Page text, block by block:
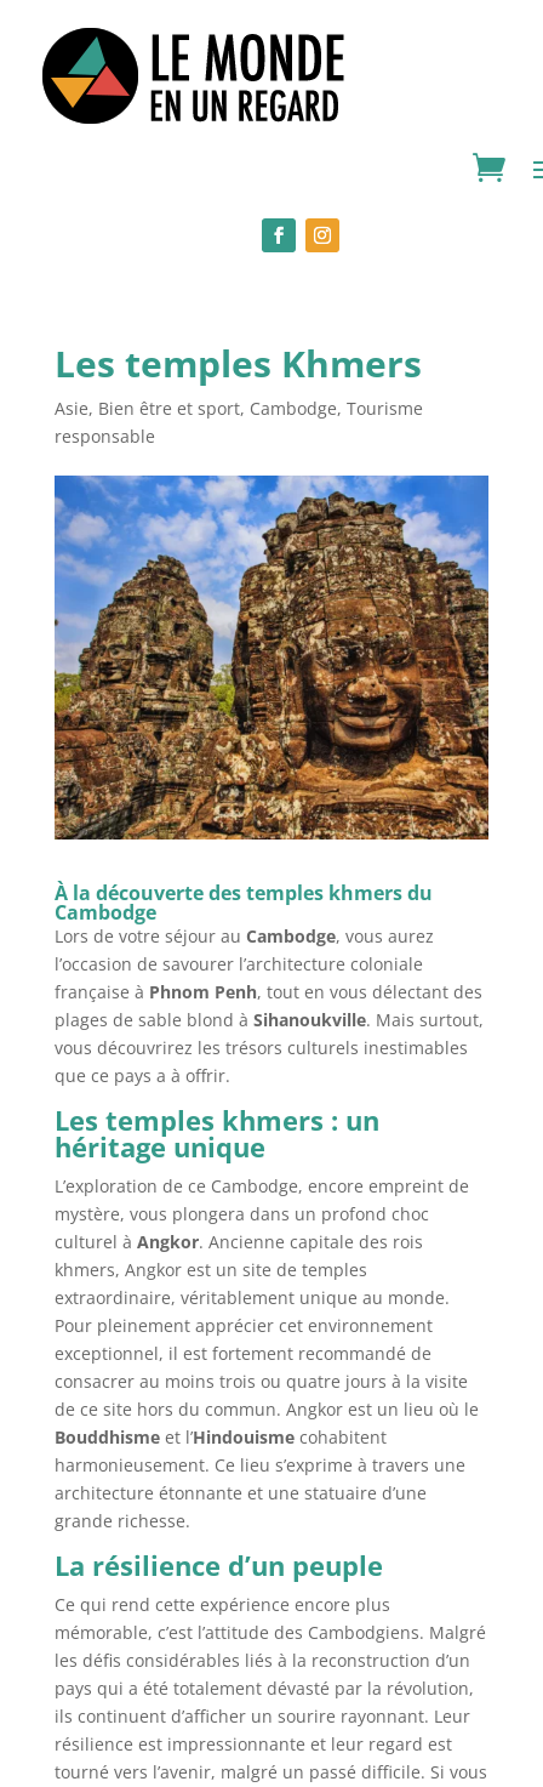
Les temples Khmers
Asie, Bien être et sport, Cambodge, Tourisme
responsable
À la découverte des temples khmers du
Cambodge
Lors de votre séjour au Cambodge, vous aurez
l’occasion de savourer l’architecture coloniale
française à Phnom Penh, tout en vous délectant des
plages de sable blond à Sihanoukville. Mais surtout,
vous découvrirez les trésors culturels inestimables
que ce pays a à offrir.
Les temples khmers : un
héritage unique
L’exploration de ce Cambodge, encore empreint de
mystère, vous plongera dans un profond choc
culturel à Angkor. Ancienne capitale des rois
khmers, Angkor est un site de temples
extraordinaire, véritablement unique au monde.
Pour pleinement apprécier cet environnement
exceptionnel, il est fortement recommandé de
consacrer au moins trois ou quatre jours à la visite
de ce site hors du commun. Angkor est un lieu où le
Bouddhismeet l’Hindouismecohabitent
harmonieusement. Ce lieu s’exprime à travers une
architecture étonnante et une statuaire d’une
grande richesse.
La résilience d’un peuple
Ce qui rend cette expérience encore plus
mémorable, c’est l’attitude des Cambodgiens. Malgré
les défis considérables liés à la reconstruction d’un
pays qui a été totalement dévasté par la révolution,
ils continuent d’afficher un sourire rayonnant. Leur
résilience est impressionnante et leur regard est
tourné vers l’avenir, malgré un passé difficile. Si vous